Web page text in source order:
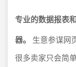
专业的数据报表
器。
生意参谋网
很多卖家只会简